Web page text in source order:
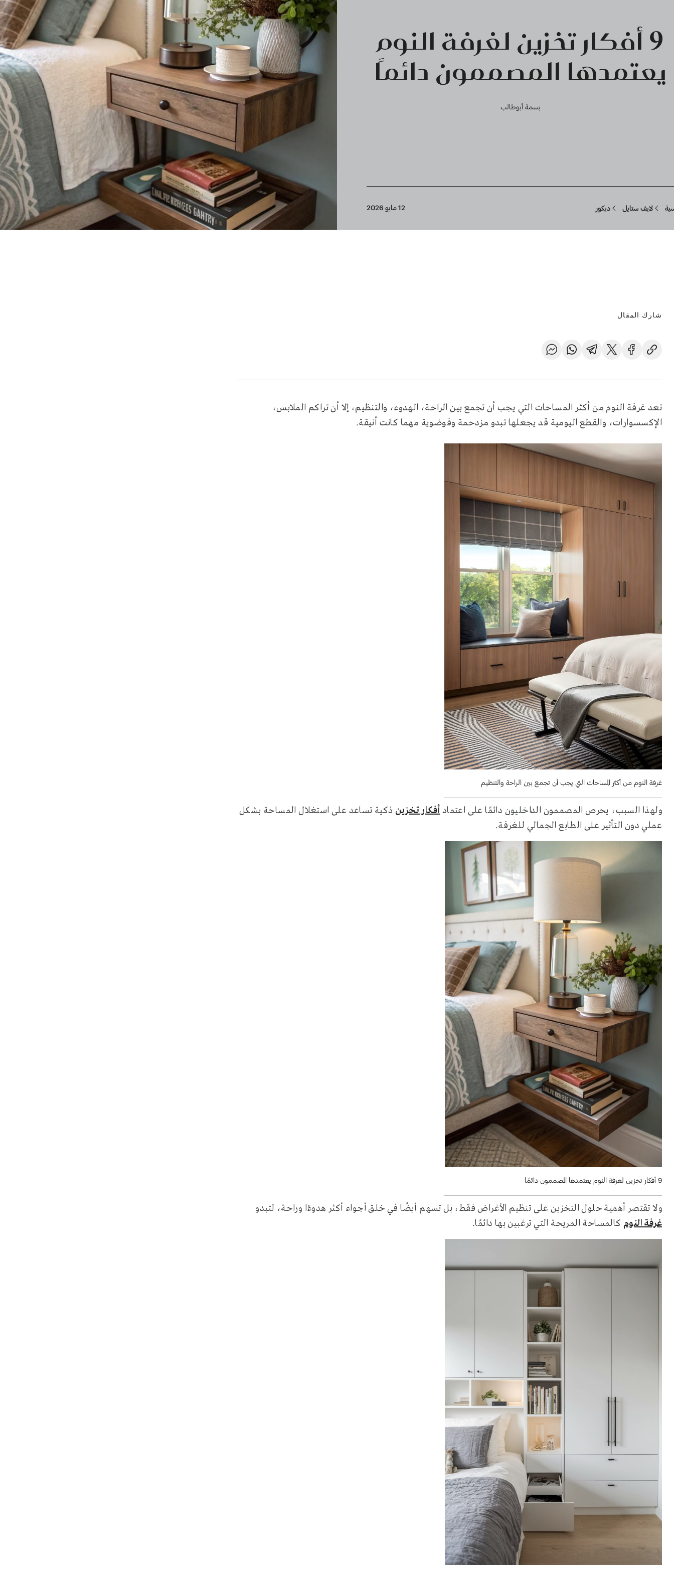
9 أفكار تخزين لغرفة النوم
يعتمدها المصممون دائمًا
بسمة أبوطالب
لايف ستايل ديكور 12 مايو 2026
شارك المقال
تعد غرفة النوم من أكثر المساحات التي يجب أن تجمع بين الراحة، الهدوء، والتنظيم، إلا أن تراكم الملابس،
الإكسسوارات، والقطع اليومية قد يجعلها تبدو مزدحمة وفوضوية مهما كانت أنيقة.
غرفة النوم من أكثر المساحات التي يجب أن تجمع بين الراحة والتنظيم
ولهذا السبب، يحرص المصممون الداخليون دائمًا على اعتمادأفكار تخزين ذكية تساعد على استغلال المساحة بشكل
عملي دون التأثير على الطابع الجمالي للغرفة.
9 أفكار تخزين لغرفة النوم يعتمدها المصممون دائمًا
ولا تقتصر أهمية حلول التخزين على تنظيم الأغراض فقط، بل تسهم أيضًا في خلق أجواء أكثر هدوءًا وراحة، لتبدو
غرفة النوم كالمساحة المريحة التي ترغبين بها دائمًا.